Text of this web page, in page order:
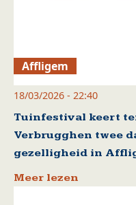
Affligem
18/03/2026 - 22:40
Tuinfestival keert
Verbrugghen twee
gezelligheid in
Meer lezen